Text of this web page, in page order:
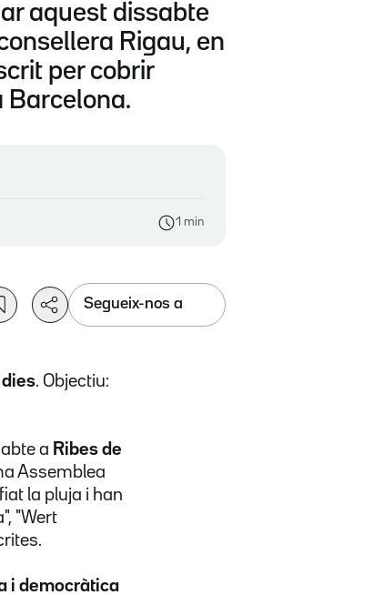
aquest dissabte
Rigau, en
per cobrir
Barcelona.
1 min
Segueix-nos a
. Objectiu:
a Ribes de
Assemblea
la pluja i han
"Wert
i democràtica